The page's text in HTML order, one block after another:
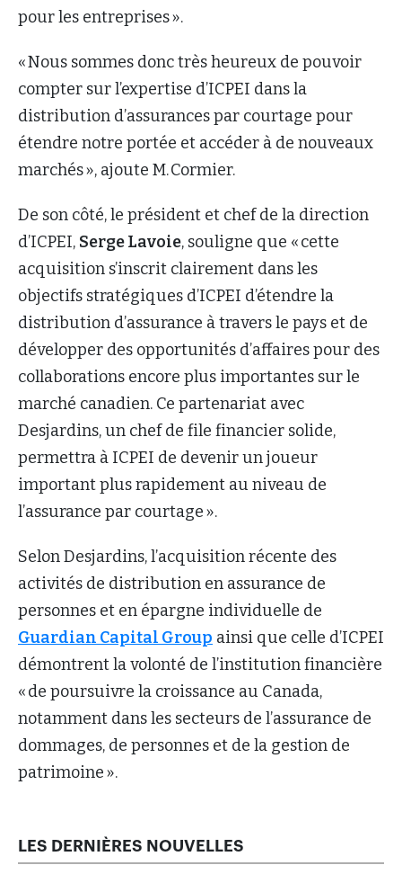
pour les entreprises ».
« Nous sommes donc très heureux de pouvoir
compter sur l’expertise d’ICPEI dans la
distribution d’assurances par courtage pour
étendre notre portée et accéder à de nouveaux
marchés », ajoute M. Cormier.
De son côté, le président et chef de la direction
d’ICPEI, Serge Lavoie, souligne que « cette
acquisition s’inscrit clairement dans les
objectifs stratégiques d’ICPEI d’étendre la
distribution d’assurance à travers le pays et de
développer des opportunités d’affaires pour des
collaborations encore plus importantes sur le
marché canadien. Ce partenariat avec
Desjardins, un chef de file financier solide,
permettra à ICPEI de devenir un joueur
important plus rapidement au niveau de
l’assurance par courtage ».
Selon Desjardins, l’acquisition récente des
activités de distribution en assurance de
personnes et en épargne individuelle de
Guardian Capital Group ainsi que celle d’ICPEI
démontrent la volonté de l’institution financière
« de poursuivre la croissance au Canada,
notamment dans les secteurs de l’assurance de
dommages, de personnes et de la gestion de
patrimoine ».
LES DERNIÈRES NOUVELLES